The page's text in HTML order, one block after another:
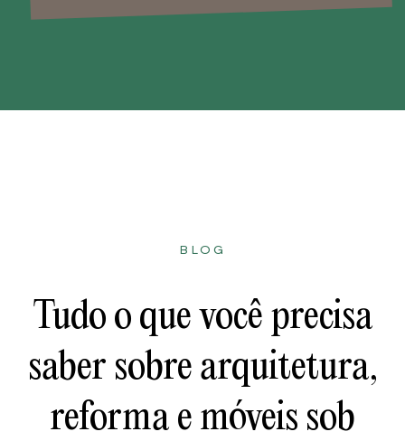
BLOG
Tudo o que você precisa
saber sobre arquitetura,
reforma e móveis sob